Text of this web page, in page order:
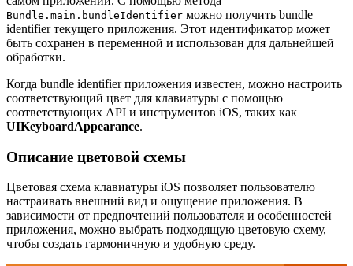
Bundle.main.bundleIdentifier можно получить bundle
identifier текущего приложения. Этот идентификатор может
быть сохранен в переменной и использован для дальнейшей
обработки.
Когда bundle identifier приложения известен, можно настроить
соответствующий цвет для клавиатуры с помощью
соответствующих API и инструментов iOS, таких как
UIKeyboardAppearance.
Описание цветовой схемы
Цветовая схема клавиатуры iOS позволяет пользователю
настраивать внешний вид и ощущение приложения. В
зависимости от предпочтений пользователя и особенностей
приложения, можно выбрать подходящую цветовую схему,
чтобы создать гармоничную и удобную среду.